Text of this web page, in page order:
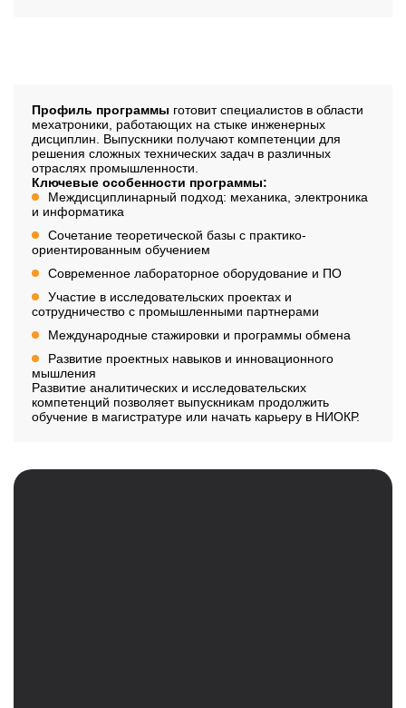
Профиль программы готовит специалистов в области
мехатроники, работающих на стыке инженерных
дисциплин. Выпускники получают компетенции для
решения сложных технических задач в различных
отраслях промышленности.
Ключевые особенности программы:
Междисциплинарный подход: механика, электроника
и информатика
Сочетание теоретической базы с практико-
ориентированным обучением
Современное лабораторное оборудование и ПО
Участие в исследовательских проектах и
сотрудничество с промышленными партнерами
Международные стажировки и программы обмена
Развитие проектных навыков и инновационного
мышления
Развитие аналитических и исследовательских
компетенций позволяет выпускникам продолжить
обучение в магистратуре или начать карьеру в НИОКР.